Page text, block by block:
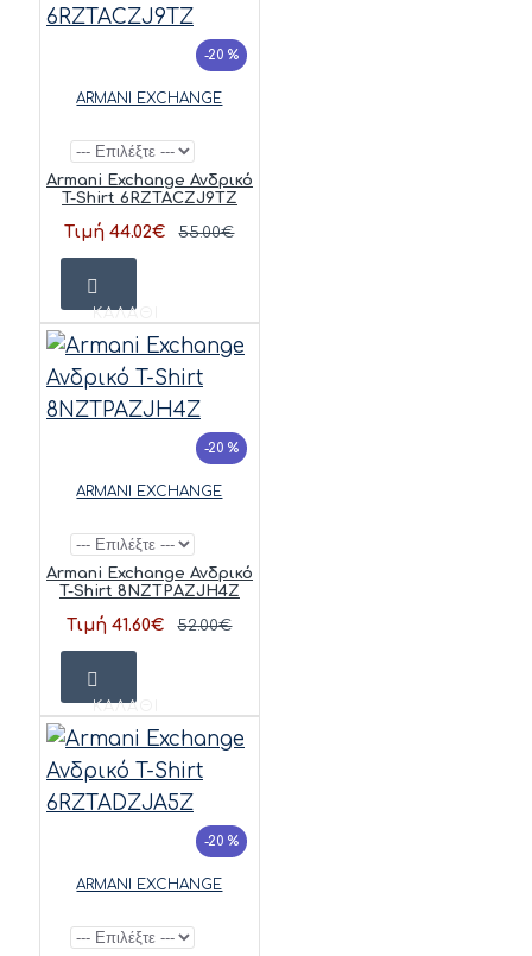
-20 %
ARMANI EXCHANGE
Armani Exchange Ανδρικό
T-Shirt 6RZTACZJ9TZ
Τιμή 44.02€ 55.00€
ΚΑΛΆΘΙ
-20 %
ARMANI EXCHANGE
Armani Exchange Ανδρικό
T-Shirt 8NZTPAZJH4Z
Τιμή 41.60€ 52.00€
ΚΑΛΆΘΙ
-20 %
ARMANI EXCHANGE